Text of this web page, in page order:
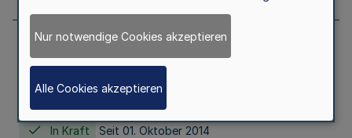
Gesetz über die Hochschulen des Landes
Nordrhein-Westfalen (Hochschulgesetz -
HG)
In Kraft Seit 01. Oktober 2014
Nur notwendige Cookies akzeptieren
Alle Cookies akzeptieren